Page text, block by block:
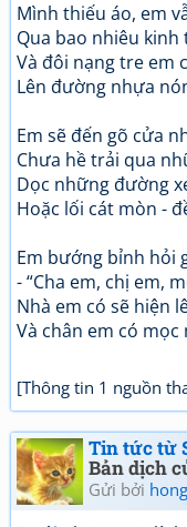
Mình thiếu áo, em
Qua bao nhiêu kinh
Và đôi nạng tre em
Lên đường nhựa
Em sẽ đến gõ cửa
Chưa hề trải qua
Dọc những đường
Hoặc lối cát mòn -
Em bướng bỉnh hỏi
- “Cha em, chị em,
Nhà em có sẽ hiện
Và chân em có mọc
[Thông tin 1 nguồn
Tin tức từ
Bản dịch
Gửi bởi